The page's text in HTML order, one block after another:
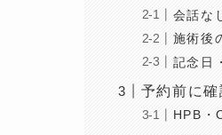
会話な
施術後
記念日
予約前に
HPB・